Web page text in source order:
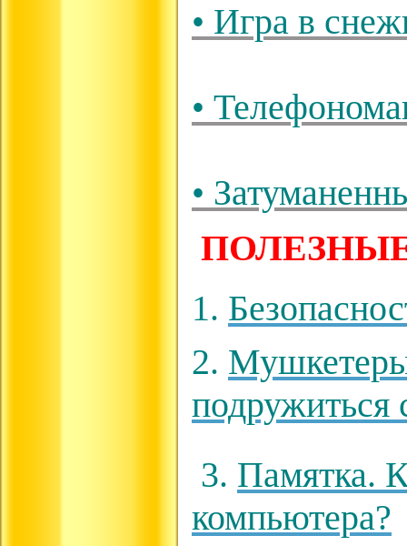
• Игра в
•
•
1.
2.
подружиться
3. Памятка.
компьютера?